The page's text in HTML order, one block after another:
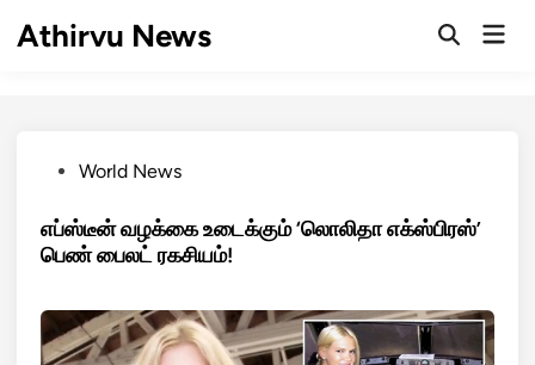
Athirvu News
OpenMain
PostedWorld News
எப்ஸ்டீன் வழக்கை உடைக்கும் ‘லொலிதா எக்ஸ்பிரஸ்’
பெண் பைலட் ரகசியம்!